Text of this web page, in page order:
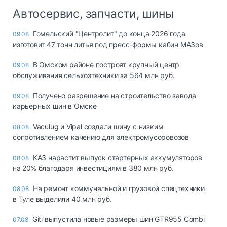
Автосервис, запчасти, шины
09.08 Гомельский "Центролит" до конца 2026 года
изготовит 47 тонн литья под пресс-формы кабин МАЗов
09.08 В Омском районе построят крупный центр
обслуживания сельхозтехники за 564 млн руб.
09.08 Получено разрешение на строительство завода
карьерных шин в Омске
08.08 Vaculug и Vipal создали шину с низким
сопротивлением качению для электромусоровозов
08.08 КАЗ нарастит выпуск стартерных аккумуляторов
на 20% благодаря инвестициям в 380 млн руб.
08.08 На ремонт коммунальной и грузовой спецтехники
в Туле выделили 40 млн руб.
07.08 Giti выпустила новые размеры шин GTR955 Combi